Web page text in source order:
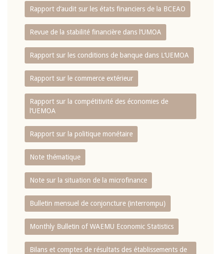
Rapport d‘audit sur les états financiers de la BCEAO
Revue de la stabilité financière dans l‘UMOA
Rapport sur les conditions de banque dans L‘UEMOA
Rapport sur le commerce extérieur
Rapport sur la compétitivité des économies de
l‘UEMOA
Rapport sur la politique monétaire
Note thématique
Note sur la situation de la microfinance
Bulletin mensuel de conjoncture (interrompu)
Monthly Bulletin of WAEMU Economic Statistics
Bilans et comptes de résultats des établissements de